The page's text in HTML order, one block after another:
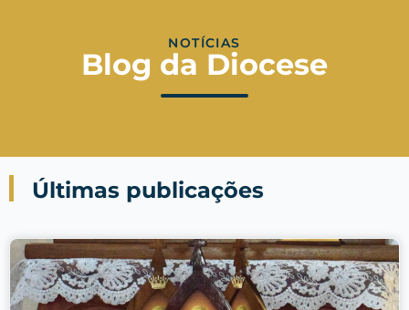
NOTÍCIAS
Blog da Diocese
Últimas publicações